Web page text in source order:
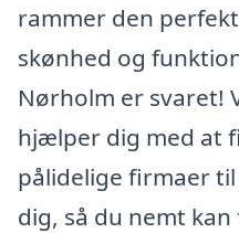
rammer den
skønhed og
Nørholm er svaret!
hjælper dig med at
pålidelige firmaer
dig, så du nemt